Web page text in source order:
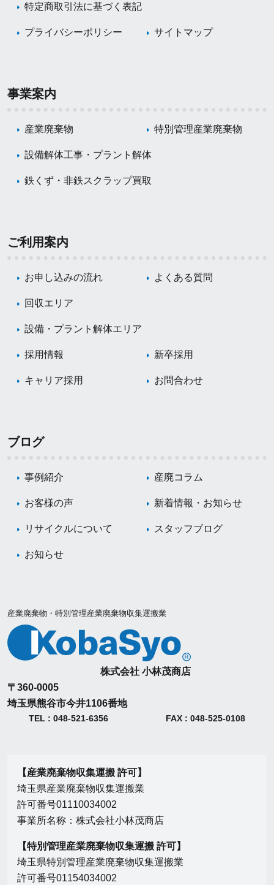
特定商取引法に基づく表記
プライバシーポリシー サイトマップ
事業案内
産業廃棄物 特別管理産業廃棄物
設備解体工事・プラント解体
鉄くず・非鉄スクラップ買取
ご利用案内
お申し込みの流れ よくある質問
回収エリア
設備・プラント解体エリア
採用情報 新卒採用
キャリア採用 お問合わせ
ブログ
事例紹介 産廃コラム
お客様の声 新着情報・お知らせ
リサイクルについて スタッフブログ
お知らせ
産業廃棄物・特別管理産業廃棄物収集運搬業
株式会社 小林茂商店
〒360-0005
埼玉県熊谷市今井1106番地
TEL : 048-521-6356 FAX : 048-525-0108
【産業廃棄物収集運搬 許可】
埼玉県産業廃棄物収集運搬業
許可番号01110034002
事業所名称：株式会社小林茂商店
【特別管理産業廃棄物収集運搬 許可】
埼玉県特別管理産業廃棄物収集運搬業
許可番号01154034002